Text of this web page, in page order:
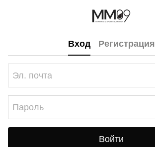
Вход Регистрация
Войти